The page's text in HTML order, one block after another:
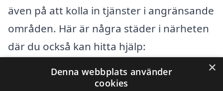
även på att kolla in tjänster i angränsande
områden. Här är några städer i närheten
där du också kan hitta hjälp:
Strängnäs
×
Denna webbplats använder
cookies